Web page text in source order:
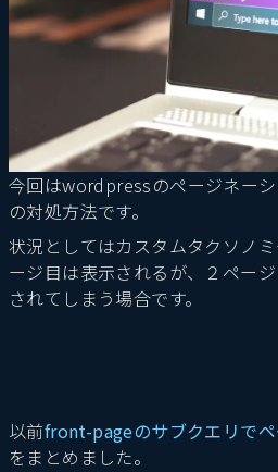
今回はwordpressのページネー
の対処方法です。
状況としてはカスタムタクソノ
ージ目は表示されるが、２ペー
されてしまう場合です。
以前front-pageのサブクエリで
をまとめました。